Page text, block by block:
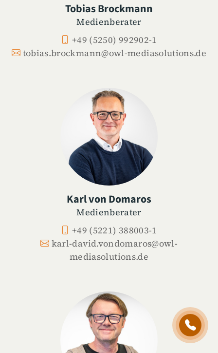
Tobias Brockmann
Medienberater
+49 (5250) 992902-1
tobias.brockmann@owl-mediasolutions.de
Karl von Domaros
Medienberater
+49 (5221) 388003-1
karl-david.vondomaros@owl-
mediasolutions.de